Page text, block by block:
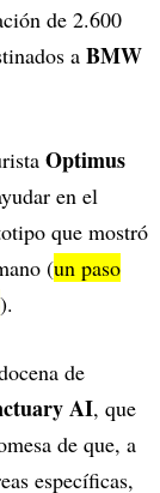
de 2.600
a BMW
Optimus
en el
que mostró
(un paso
).
de
AI, que
de que, a
específicas,